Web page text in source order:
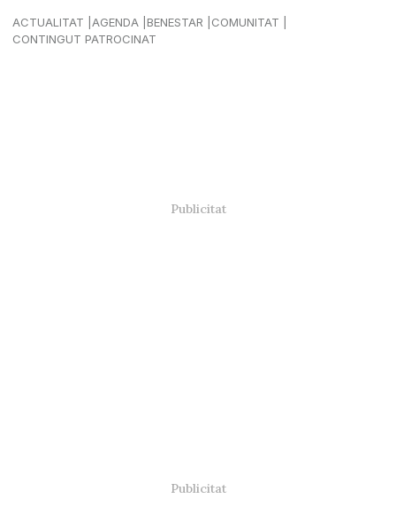
ACTUALITAT AGENDA BENESTAR
COMUNITAT
CONTINGUT PATROCINAT